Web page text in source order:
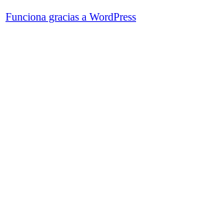
Funciona gracias a WordPress